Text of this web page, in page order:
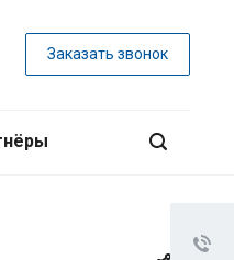
Заказать звонок